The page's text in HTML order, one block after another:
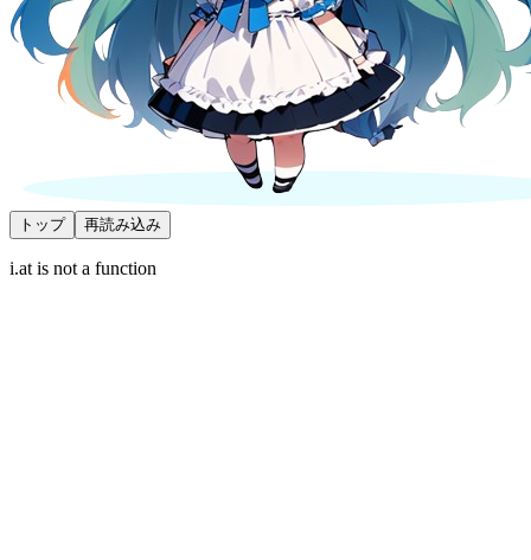
トップ 再読み込み
i.at is not a function